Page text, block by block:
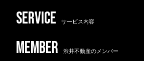
サービス内容
渋井不動産のメンバー